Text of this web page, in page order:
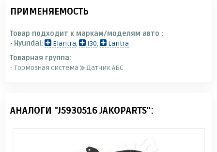
ПРИМЕНЯЕМОСТЬ
Товар подходит к маркам/моделям авто :
- Hyundai: Elantra, I30,
Lantra
Товарная группа:
- Тормозная система
Датчик АБС
АНАЛОГИ "J5930516 JAKOPARTS":